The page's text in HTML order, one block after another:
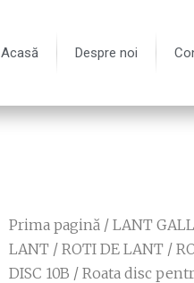
Acasă Despre noi
Prima pagină / LANT
LANT / ROTI DE LANT /
DISC 10B / Roata disc